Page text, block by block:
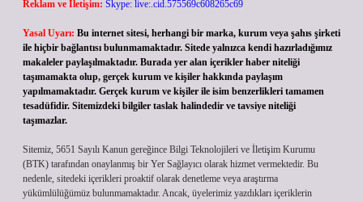
Reklam ve İletişim: Skype: live:.cid.575569c608265c69
Yasal Uyarı: Bu internet sitesi, herhangi bir marka, kurum veya şahıs şirketi
ile hiçbir bağlantısı bulunmamaktadır. Sitede yalnızca kendi hazırladığımız
makaleler paylaşılmaktadır. Burada yer alan içerikler haber niteliği
taşımamakta olup, gerçek kurum ve kişiler hakkında paylaşım
yapılmamaktadır. Gerçek kurum ve kişiler ile isim benzerlikleri tamamen
tesadüfidir. Sitemizdeki bilgiler taslak halindedir ve tavsiye niteliği
taşımazlar.
Sitemiz, 5651 Sayılı Kanun gereğince Bilgi Teknolojileri ve İletişim Kurumu
(BTK) tarafından onaylanmış bir Yer Sağlayıcı olarak hizmet vermektedir. Bu
nedenle, sitedeki içerikleri proaktif olarak denetleme veya araştırma
yükümlülüğümüz bulunmamaktadır. Ancak, üyelerimiz yazdıkları içeriklerin